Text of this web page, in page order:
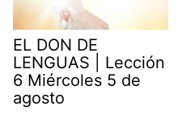
EL DON DE
LENGUAS | Lección
6 Miércoles 5 de
agosto